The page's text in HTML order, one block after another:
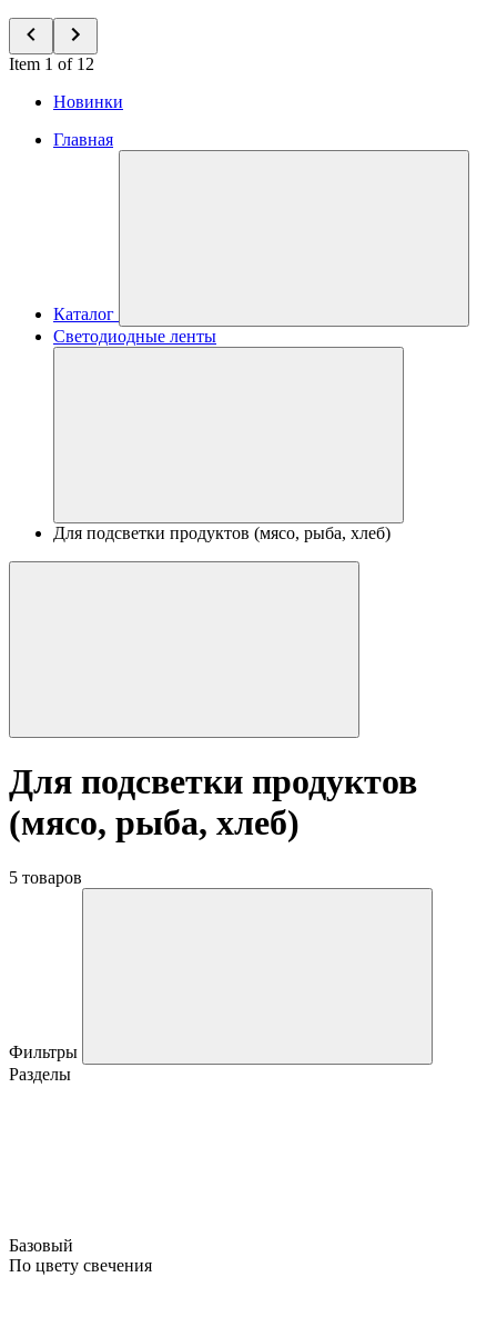
Item 1 of 12
Новинки
Главная
Каталог
Светодиодные ленты
Для подсветки продуктов (мясо, рыба, хлеб)
Для подсветки продуктов
(мясо, рыба, хлеб)
5 товаров
Фильтры
Разделы
Базовый
По цвету свечения